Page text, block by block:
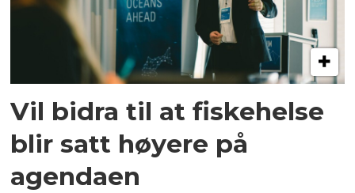
Vil bidra til at fiskehelse
blir satt høyere på
agendaen